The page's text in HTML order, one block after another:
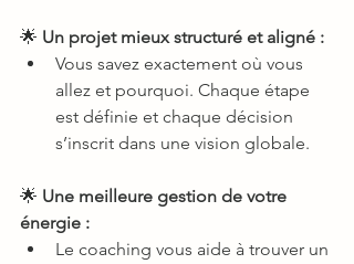
🌟 Un projet mieux structuré et aligné :
Vous savez exactement où vous
allez et pourquoi. Chaque étape
est définie et chaque décision
s’inscrit dans une vision globale.
🌟 Une meilleure gestion de votre
énergie :
Le coaching vous aide à trouver un